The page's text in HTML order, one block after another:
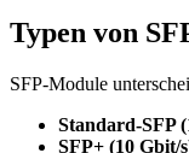
Typen von
SFP-Module
Standard-SFP
SFP+ (10 Gbit/